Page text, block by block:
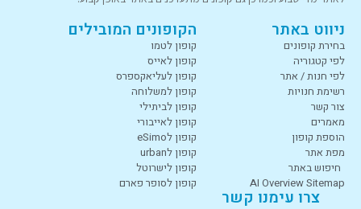
ניווט באתר
בחירת קופונים
לפי קטגוריה
לפי חנות / אתר
רשימת חנויות
צור קשר
מאמרים
הוספת קופון
מפת אתר
חיפוש באתר
AI Overview Sitemap
הקופונים המובילים
קופון לטמו
קופון לאייס
קופון לעליאקספרס
קופון למשלוחה
קופון לביתילי
קופון לאייבורי
קופון לeSimo
קופון לurban
קופון לישרוטל
קופון לסופר פארם
צרו עימנו קשר